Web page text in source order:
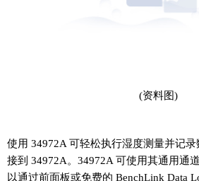
(资料图)
使用 34972A 可轻松执行湿度测量并记
接到 34972A。34972A 可使用其通用通
以通过前面板或免费的 BenchLink Data